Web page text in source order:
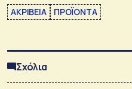
ΑΚΡΙΒΕΙΑ ΠΡΟΪΟΝΤΑ
Σχόλια